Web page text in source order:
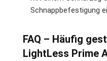
Schnappbefestigung
FAQ – Häufig
LightLess Prime